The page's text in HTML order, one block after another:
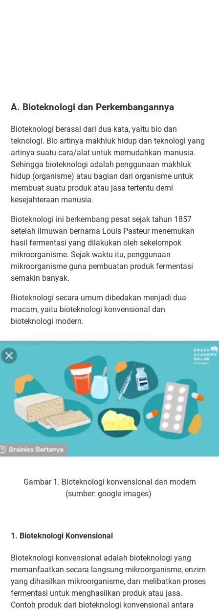
A. Bioteknologi dan Perkembangannya
Bioteknologi berasal dari dua kata, yaitu bio dan
teknologi. Bio artinya makhluk hidup dan teknologi yang
artinya suatu cara/alat untuk memudahkan manusia.
Sehingga bioteknologi adalah penggunaan makhluk
hidup (organisme) atau bagian dari organisme untuk
membuat suatu produk atau jasa tertentu demi
kesejahteraan manusia.
Bioteknologi ini berkembang pesat sejak tahun 1857
setelah ilmuwan bernama Louis Pasteur menemukan
hasil fermentasi yang dilakukan oleh sekelompok
mikroorganisme. Sejak waktu itu, penggunaan
mikroorganisme guna pembuatan produk fermentasi
semakin banyak.
Bioteknologi secara umum dibedakan menjadi dua
macam, yaitu bioteknologi konvensional dan
bioteknologi modern.
Gambar 1. Bioteknologi konvensional dan modern
(sumber: google images)
1. Bioteknologi Konvensional
Bioteknologi konvensional adalah bioteknologi yang
memanfaatkan secara langsung mikroorganisme, enzim
yang dihasilkan mikroorganisme, dan melibatkan proses
fermentasi untuk menghasilkan produk atau jasa.
Contoh produk dari bioteknologi konvensional antara